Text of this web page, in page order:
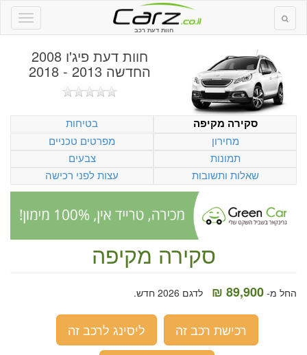
חוות דעת רכב
חוות דעת פיג'ו 2008
החדשה 2013 - 2018
סקירה מקיפה
בטיחות
מחירון
מפרטים טכניים
תמונות
צבעים
שאלות ותשובות
עצות לפני רכישה
סקירה מקיפה
החל מ- 89,900 ₪ לדגם 2026 חדש.
רכישת רכב זה
ליסינג לרכב זה